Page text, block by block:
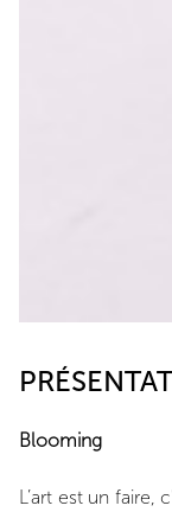
Blooming
L’art est un faire,